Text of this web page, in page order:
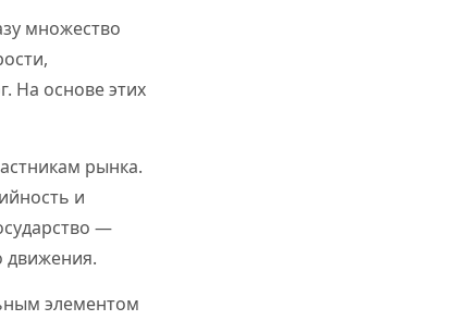
множество
На основе этих
рынка.
и
—
движения.
элементом